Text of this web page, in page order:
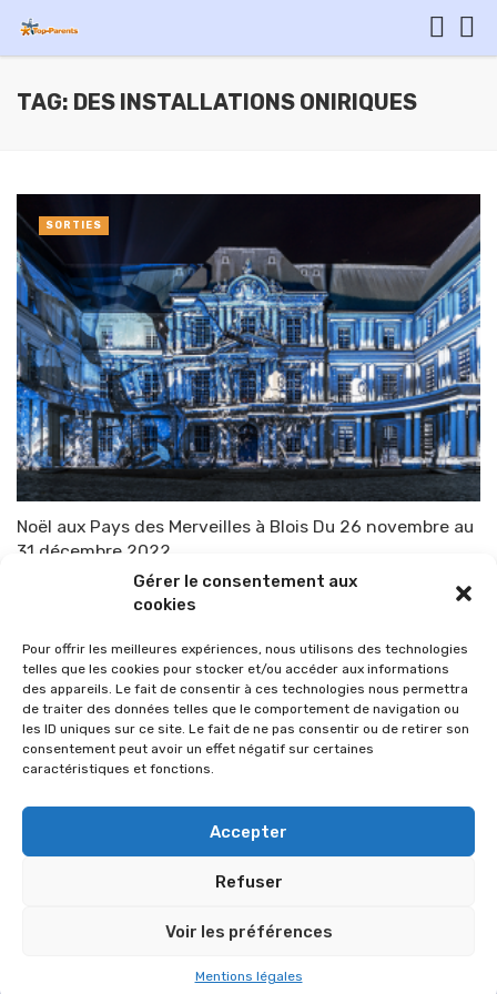
Gérer le consentement aux
cookies
Pour offrir les meilleures expériences, nous utilisons des technologies
telles que les cookies pour stocker et/ou accéder aux informations
des appareils. Le fait de consentir à ces technologies nous permettra
de traiter des données telles que le comportement de navigation ou
les ID uniques sur ce site. Le fait de ne pas consentir ou de retirer son
consentement peut avoir un effet négatif sur certaines
caractéristiques et fonctions.
Accepter
Refuser
Voir les préférences
Mentions légales
TAG: DES INSTALLATIONS ONIRIQUES
Noël aux Pays des Merveilles à Blois Du 26 novembre au
31 décembre 2022
TOP-PARENTS 10 novembre 2022
SORTIES